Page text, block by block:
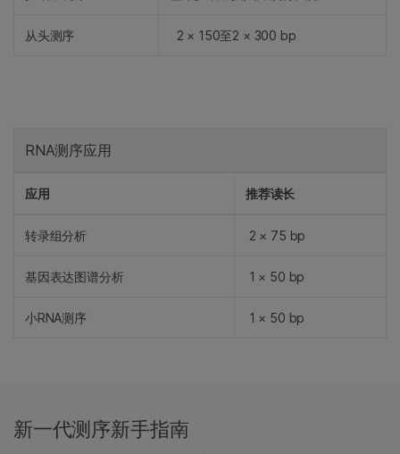
从头测序 2 × 150至2 × 300 bp
RNA测序应用
应用 推荐读长
转录组分析 2 × 75 bp
基因表达图谱分析 1 × 50 bp
小RNA测序 1 × 50 bp
新一代测序新手指南